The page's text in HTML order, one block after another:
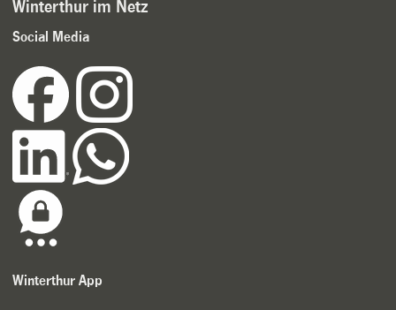
Winterthur im Netz
Social Media
Winterthur App